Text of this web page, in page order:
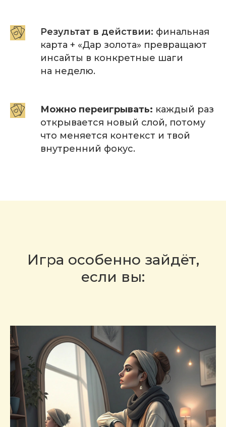
Результат в действии: финальная
карта + «Дар золота» превращают
инсайты в конкретные шаги
на неделю.
Можно переигрывать: каждый раз
открывается новый слой, потому
что меняется контекст и твой
внутренний фокус.
Игра особенно зайдёт,
если вы: